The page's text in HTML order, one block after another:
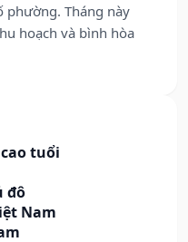
phường. Tháng này
hoạch và bình hòa
tuổi
đô
Nam